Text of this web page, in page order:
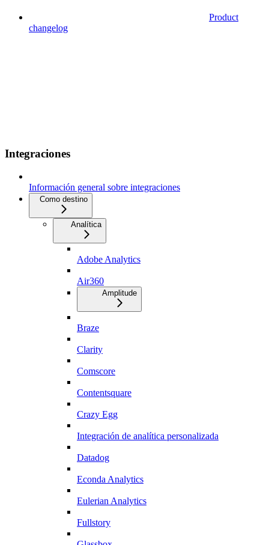
Product
changelog
Integraciones
Información general sobre integraciones
Como destino
Analítica
Adobe Analytics
Air360
Amplitude
Braze
Clarity
Comscore
Contentsquare
Crazy Egg
Integración de analítica personalizada
Datadog
Econda Analytics
Eulerian Analytics
Fullstory